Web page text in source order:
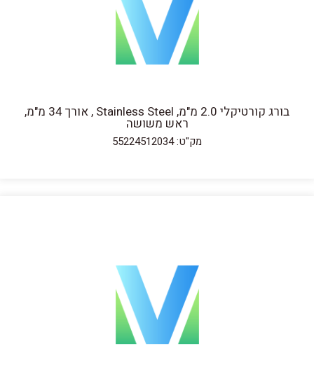
בורג קורטיקלי 2.0 מ"מ, Stainless Steel , אורך 34 מ"מ,
ראש משושה
מק"ט: 55224512034